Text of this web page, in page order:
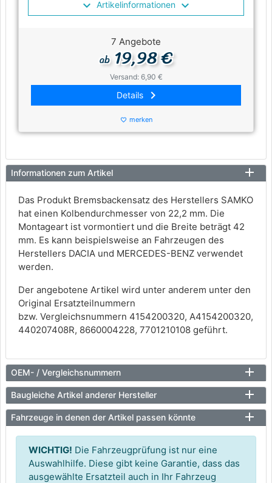
Artikelinformationen
7 Angebote
ab19,98 €
Versand: 6,90 €
Details keyboard_arrow_right
favorite_border merken
Informationen zum Artikel
Das Produkt Bremsbackensatz des Herstellers SAMKO
hat einen Kolbendurchmesser von 22,2 mm. Die
Montageart ist vormontiert und die Breite beträgt 42
mm. Es kann beispielsweise an Fahrzeugen des
Herstellers DACIA und MERCEDES-BENZ verwendet
werden.
Der angebotene Artikel wird unter anderem unter den
Original Ersatzteilnummern
bzw. Vergleichsnummern 4154200320, A4154200320,
440207408R, 8660004228, 7701210108 geführt.
OEM- / Vergleichsnummern
Baugleiche Artikel anderer Hersteller
Fahrzeuge in denen der Artikel passen könnte
WICHTIG! Die Fahrzeugprüfung ist nur eine
Auswahlhilfe. Diese gibt keine Garantie, dass das
ausgewählte Ersatzteil auch in Ihr Fahrzeug